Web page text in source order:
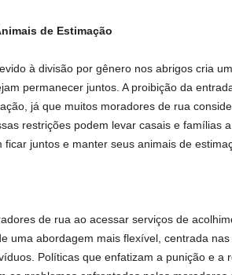
de Estimação
à divisão por gênero nos abrigos cria
permanecer juntos. A proibição da
já que muitos moradores de rua
restrições podem levar casais e famílias
juntos e manter seus animais de
de rua ao acessar serviços de
uma abordagem mais flexível, centrada
Políticas que enfatizam a punição e a